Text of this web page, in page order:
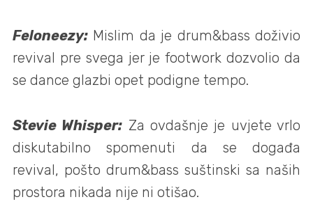
Feloneezy: Mislim da je drum&bass doživio
revival pre svega jer je footwork dozvolio da
se dance glazbi opet podigne tempo.
Stevie Whisper: Za ovdašnje je uvjete vrlo
diskutabilno spomenuti da se događa
revival, pošto drum&bass suštinski sa naših
prostora nikada nije ni otišao.